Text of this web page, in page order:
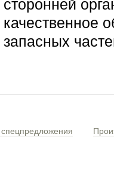
сторонней
качественное
запасных
спецпредложения